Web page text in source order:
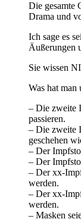
Die gesamte
Drama und
Ich sage es
Äußerungen
Sie wissen
Was hat man
– Die zweite
passieren.
– Die zweite
geschehen
– Der
– Der
– Der xx-
werden.
– Der xx-
werden.
– Masken